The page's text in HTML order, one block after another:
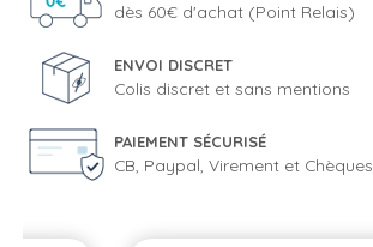
dès 60€ d'achat (Point Relais)
ENVOI DISCRET
Colis discret et sans mentions
PAIEMENT SÉCURISÉ
CB, Paypal, Virement et Chèques